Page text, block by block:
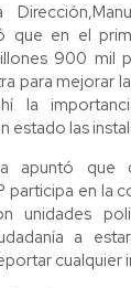
que en el
900 mil
para mejorar
la
estado las
apuntó que
participa en la
unidades
a
cualquier